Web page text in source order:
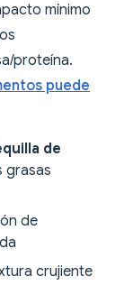
mínimo
proteína.
puede
de
grasas
de
crujiente